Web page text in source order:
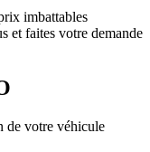
imbattables
et faites votre demande
de votre véhicule